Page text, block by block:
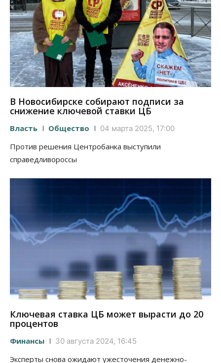
В Новосибирске собирают подписи за
снижение ключевой ставки ЦБ
Власть Общество 04 марта 2025, 17:00
Против решения Центробанка выступили
справедливороссы
Ключевая ставка ЦБ может вырасти до 20
процентов
Финансы 30 августа 2024, 16:45
Эксперты снова ожидают ужесточения денежно-